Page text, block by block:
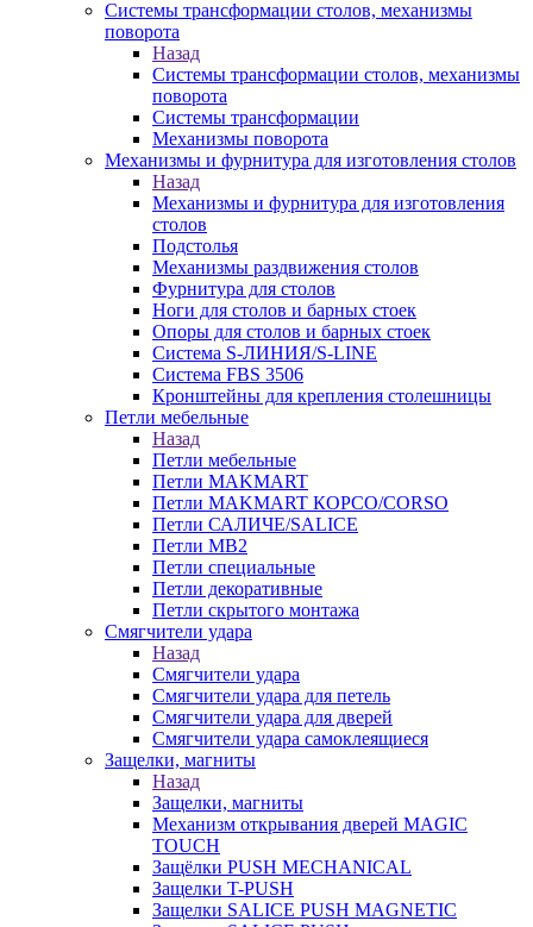
Системы трансформации столов, механизмы
поворота
Назад
Системы трансформации столов, механизмы
поворота
Системы трансформации
Механизмы поворота
Механизмы и фурнитура для изготовления столов
Назад
Механизмы и фурнитура для изготовления
столов
Подстолья
Механизмы раздвижения столов
Фурнитура для столов
Ноги для столов и барных стоек
Опоры для столов и барных стоек
Система S-ЛИНИЯ/S-LINE
Система FBS 3506
Кронштейны для крепления столешницы
Петли мебельные
Назад
Петли мебельные
Петли MAKMART
Петли MAKMART КОРСО/CORSO
Петли САЛИЧЕ/SALICE
Петли MB2
Петли специальные
Петли декоративные
Петли скрытого монтажа
Смягчители удара
Назад
Смягчители удара
Смягчители удара для петель
Смягчители удара для дверей
Cмягчители удара самоклеящиеся
Защелки, магниты
Назад
Защелки, магниты
Механизм открывания дверей MAGIC
TOUCH
Защёлки PUSH MECHANICAL
Защелки T-PUSH
Защелки SALICE PUSH MAGNETIC